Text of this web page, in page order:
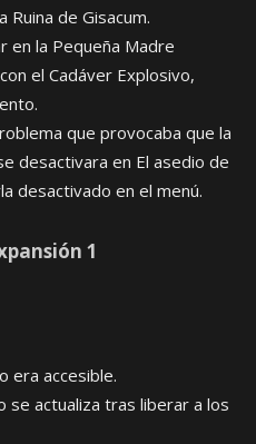
de Gisacum.
en la Pequeña Madre
el Cadáver Explosivo,
que provocaba que la
desactivara en El asedio de
desactivado en el menú.
1
era accesible.
se actualiza tras liberar a los